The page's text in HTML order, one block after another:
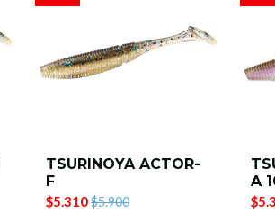
TSURINOYA ACTOR-
F
$5.310$5.900
A